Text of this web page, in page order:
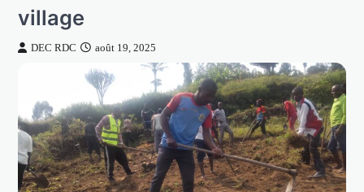
village
DEC RDC août 19, 2025